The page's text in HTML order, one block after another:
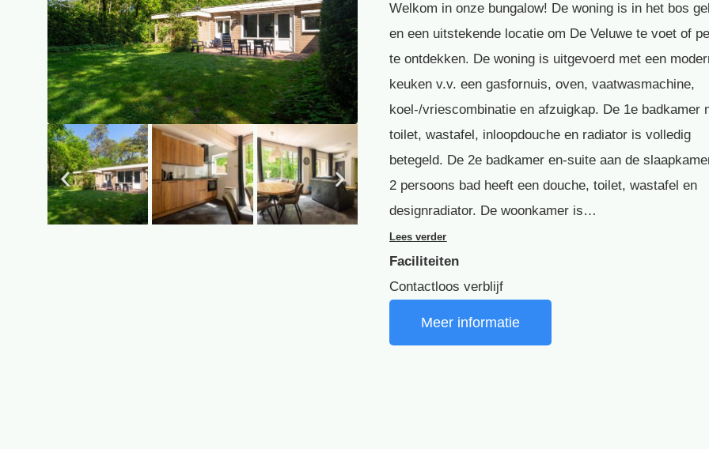
Welkom in onze bungalow! De woning is in het bos
en een uitstekende locatie om De Veluwe te voet of
te ontdekken. De woning is uitgevoerd met een
keuken v.v. een gasfornuis, oven, vaatwasmachine,
koel-/vriescombinatie en afzuigkap. De 1e badkamer
toilet, wastafel, inloopdouche en radiator is volledig
betegeld. De 2e badkamer en-suite aan de
2 persoons bad heeft een douche, toilet, wastafel en
designradiator. De woonkamer is…
Lees verder
Faciliteiten
Contactloos verblijf
Meer informatie